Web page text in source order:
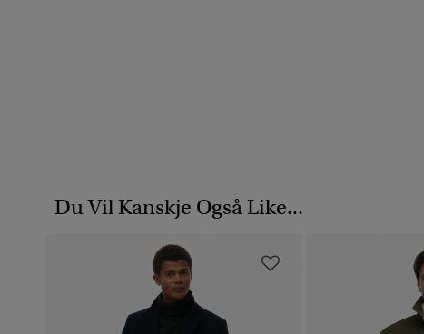
Du Vil Kanskje Også Like...